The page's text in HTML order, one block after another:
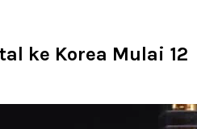
ke Korea Mulai 12